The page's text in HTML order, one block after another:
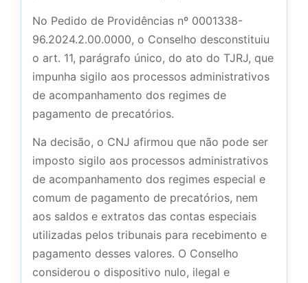
No Pedido de Providências nº 0001338-
96.2024.2.00.0000, o Conselho desconstituiu
o art. 11, parágrafo único, do ato do TJRJ, que
impunha sigilo aos processos administrativos
de acompanhamento dos regimes de
pagamento de precatórios.
Na decisão, o CNJ afirmou que não pode ser
imposto sigilo aos processos administrativos
de acompanhamento dos regimes especial e
comum de pagamento de precatórios, nem
aos saldos e extratos das contas especiais
utilizadas pelos tribunais para recebimento e
pagamento desses valores. O Conselho
considerou o dispositivo nulo, ilegal e